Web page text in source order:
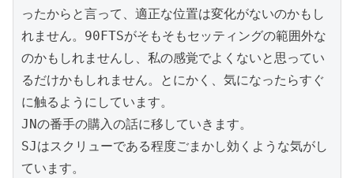
ったからと言って、適正な位置は変化がないのかもし
れません。90FTSがそもそもセッティングの範囲外な
のかもしれませんし、私の感覚でよくないと思ってい
るだけかもしれません。とにかく、気になったらすぐ
に触るようにしています。
JNの番手の購入の話に移していきます。
SJはスクリューである程度ごまかし効くような気がし
ています。